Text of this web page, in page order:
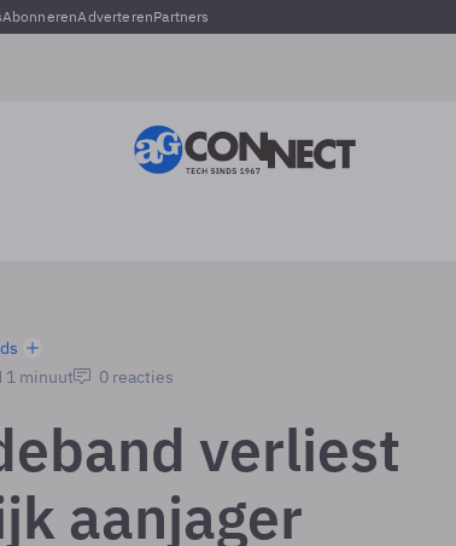
AbonnerenAdverterenPartners
1 minuut 0 reacties
verliest
aanjager